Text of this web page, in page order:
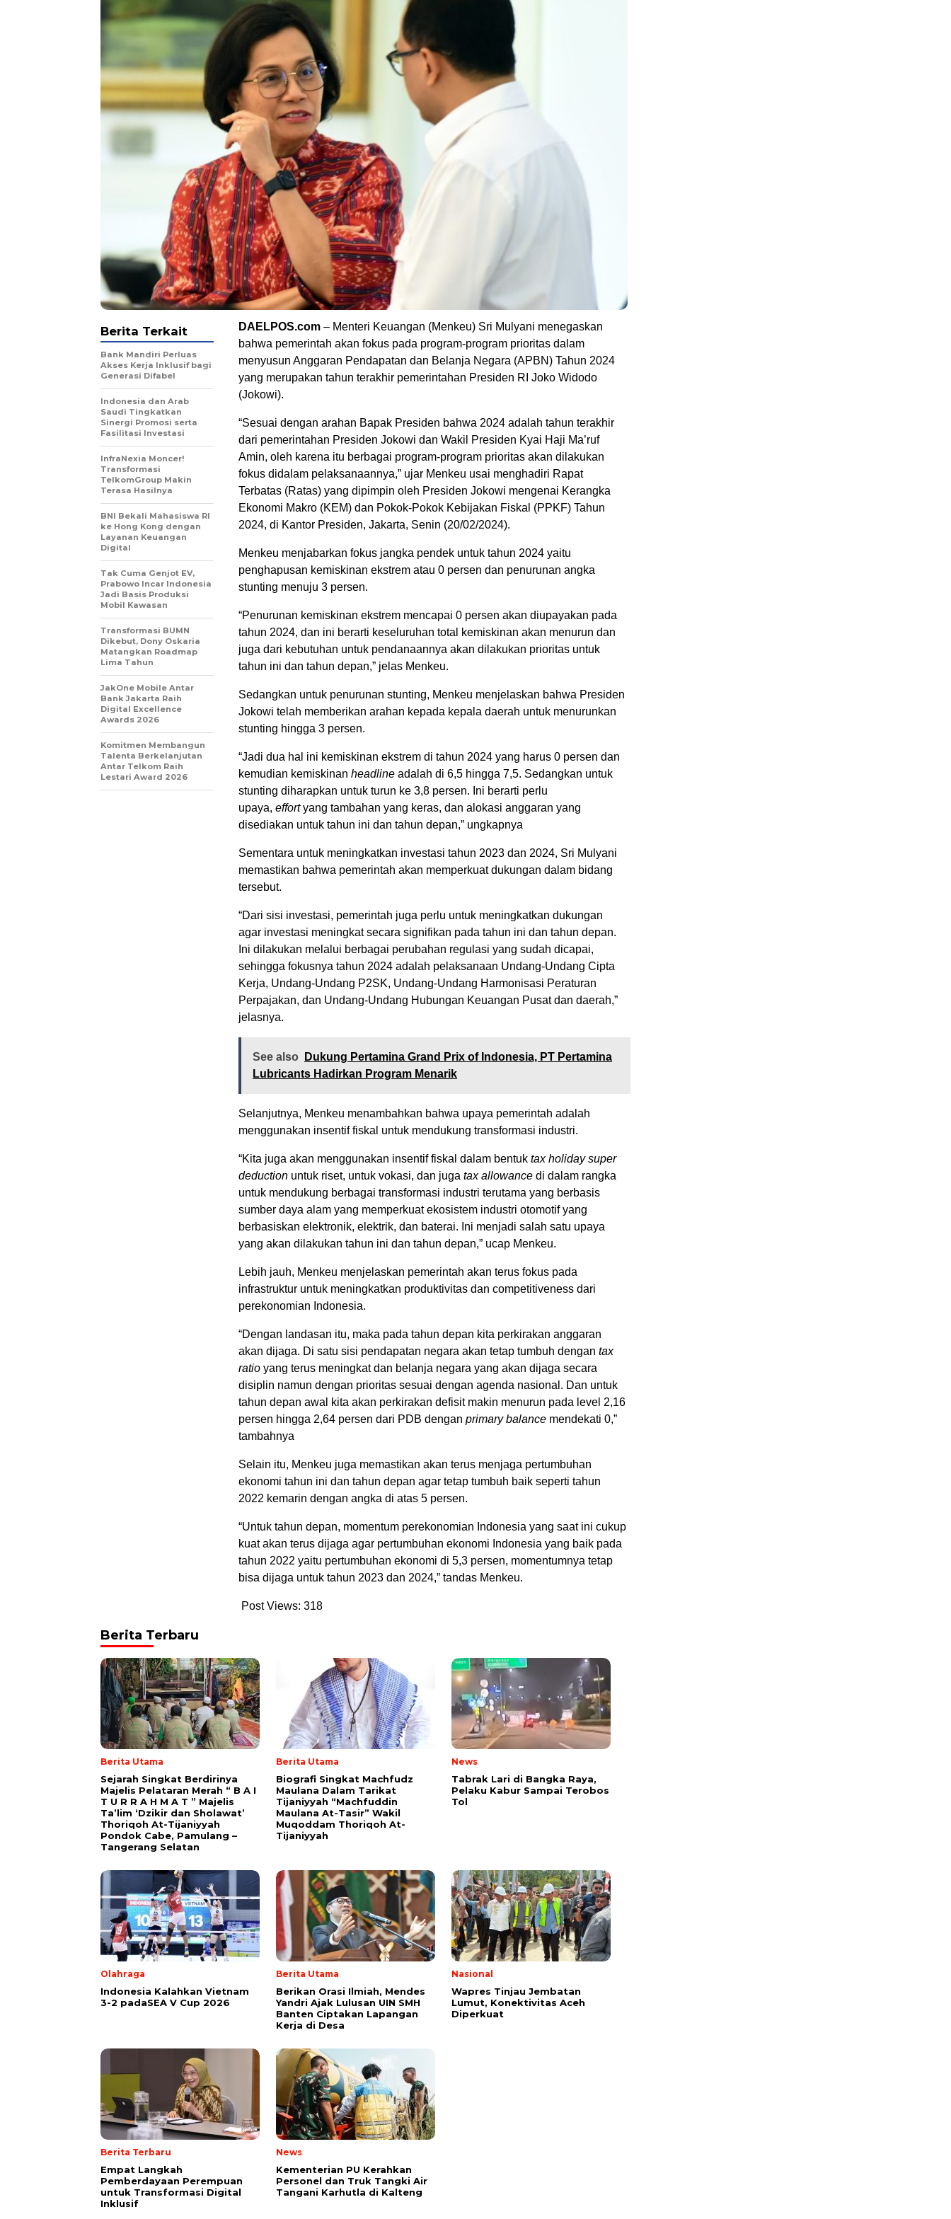
DAELPOS.com – Menteri Keuangan (Menkeu) Sri Mulyani menegaskan
bahwa pemerintah akan fokus pada program-program prioritas dalam
menyusun Anggaran Pendapatan dan Belanja Negara (APBN) Tahun 2024
yang merupakan tahun terakhir pemerintahan Presiden RI Joko Widodo
(Jokowi).
“Sesuai dengan arahan Bapak Presiden bahwa 2024 adalah tahun terakhir
dari pemerintahan Presiden Jokowi dan Wakil Presiden Kyai Haji Ma’ruf
Amin, oleh karena itu berbagai program-program prioritas akan dilakukan
fokus didalam pelaksanaannya,” ujar Menkeu usai menghadiri Rapat
Terbatas (Ratas) yang dipimpin oleh Presiden Jokowi mengenai Kerangka
Ekonomi Makro (KEM) dan Pokok-Pokok Kebijakan Fiskal (PPKF) Tahun
2024, di Kantor Presiden, Jakarta, Senin (20/02/2024).
Menkeu menjabarkan fokus jangka pendek untuk tahun 2024 yaitu
penghapusan kemiskinan ekstrem atau 0 persen dan penurunan angka
stunting menuju 3 persen.
“Penurunan kemiskinan ekstrem mencapai 0 persen akan diupayakan pada
tahun 2024, dan ini berarti keseluruhan total kemiskinan akan menurun dan
juga dari kebutuhan untuk pendanaannya akan dilakukan prioritas untuk
tahun ini dan tahun depan,” jelas Menkeu.
Sedangkan untuk penurunan stunting, Menkeu menjelaskan bahwa Presiden
Jokowi telah memberikan arahan kepada kepala daerah untuk menurunkan
stunting hingga 3 persen.
“Jadi dua hal ini kemiskinan ekstrem di tahun 2024 yang harus 0 persen dan
kemudian kemiskinan headline adalah di 6,5 hingga 7,5. Sedangkan untuk
stunting diharapkan untuk turun ke 3,8 persen. Ini berarti perlu
upaya, effortyang tambahan yang keras, dan alokasi anggaran yang
disediakan untuk tahun ini dan tahun depan,” ungkapnya
Sementara untuk meningkatkan investasi tahun 2023 dan 2024, Sri Mulyani
memastikan bahwa pemerintah akan memperkuat dukungan dalam bidang
tersebut.
“Dari sisi investasi, pemerintah juga perlu untuk meningkatkan dukungan
agar investasi meningkat secara signifikan pada tahun ini dan tahun depan.
Ini dilakukan melalui berbagai perubahan regulasi yang sudah dicapai,
sehingga fokusnya tahun 2024 adalah pelaksanaan Undang-Undang Cipta
Kerja, Undang-Undang P2SK, Undang-Undang Harmonisasi Peraturan
Perpajakan, dan Undang-Undang Hubungan Keuangan Pusat dan daerah,”
jelasnya.
See also
Dukung Pertamina Grand Prix of Indonesia, PT Pertamina
Lubricants Hadirkan Program Menarik
Selanjutnya, Menkeu menambahkan bahwa upaya pemerintah adalah
menggunakan insentif fiskal untuk mendukung transformasi industri.
“Kita juga akan menggunakan insentif fiskal dalam bentuk tax holiday super
deduction untuk riset, untuk vokasi, dan juga tax allowance di dalam rangka
untuk mendukung berbagai transformasi industri terutama yang berbasis
sumber daya alam yang memperkuat ekosistem industri otomotif yang
berbasiskan elektronik, elektrik, dan baterai. Ini menjadi salah satu upaya
yang akan dilakukan tahun ini dan tahun depan,” ucap Menkeu.
Lebih jauh, Menkeu menjelaskan pemerintah akan terus fokus pada
infrastruktur untuk meningkatkan produktivitas dan competitiveness dari
perekonomian Indonesia.
“Dengan landasan itu, maka pada tahun depan kita perkirakan anggaran
akan dijaga. Di satu sisi pendapatan negara akan tetap tumbuh dengan tax
ratio yang terus meningkat dan belanja negara yang akan dijaga secara
disiplin namun dengan prioritas sesuai dengan agenda nasional. Dan untuk
tahun depan awal kita akan perkirakan defisit makin menurun pada level 2,16
persen hingga 2,64 persen dari PDB dengan primary balance mendekati 0,”
tambahnya
Selain itu, Menkeu juga memastikan akan terus menjaga pertumbuhan
ekonomi tahun ini dan tahun depan agar tetap tumbuh baik seperti tahun
2022 kemarin dengan angka di atas 5 persen.
“Untuk tahun depan, momentum perekonomian Indonesia yang saat ini cukup
kuat akan terus dijaga agar pertumbuhan ekonomi Indonesia yang baik pada
tahun 2022 yaitu pertumbuhan ekonomi di 5,3 persen, momentumnya tetap
bisa dijaga untuk tahun 2023 dan 2024,” tandas Menkeu.
Post Views: 318
Berita Terkait
Bank Mandiri Perluas
Akses Kerja Inklusif bagi
Generasi Difabel
Indonesia dan Arab
Saudi Tingkatkan
Sinergi Promosi serta
Fasilitasi Investasi
InfraNexia Moncer!
Transformasi
TelkomGroup Makin
Terasa Hasilnya
BNI Bekali Mahasiswa RI
ke Hong Kong dengan
Layanan Keuangan
Digital
Tak Cuma Genjot EV,
Prabowo Incar Indonesia
Jadi Basis Produksi
Mobil Kawasan
Transformasi BUMN
Dikebut, Dony Oskaria
Matangkan Roadmap
Lima Tahun
JakOne Mobile Antar
Bank Jakarta Raih
Digital Excellence
Awards 2026
Komitmen Membangun
Talenta Berkelanjutan
Antar Telkom Raih
Lestari Award 2026
Berita Terbaru
Berita Utama
Sejarah Singkat Berdirinya
Majelis Pelataran Merah “ B A I
T U R R A H M A T ” Majelis
Ta’lim ‘Dzikir dan Sholawat’
Thoriqoh At-Tijaniyyah
Pondok Cabe, Pamulang –
Tangerang Selatan
Berita Utama
Biografi Singkat Machfudz
Maulana Dalam Tarikat
Tijaniyyah “Machfuddin
Maulana At-Tasir” Wakil
Muqoddam Thoriqoh At-
Tijaniyyah
News
Tabrak Lari di Bangka Raya,
Pelaku Kabur Sampai Terobos
Tol
Olahraga
Indonesia Kalahkan Vietnam
3-2 padaSEA V Cup 2026
Berita Utama
Berikan Orasi Ilmiah, Mendes
Yandri Ajak Lulusan UIN SMH
Banten Ciptakan Lapangan
Kerja di Desa
Nasional
Wapres Tinjau Jembatan
Lumut, Konektivitas Aceh
Diperkuat
Berita Terbaru
Empat Langkah
Pemberdayaan Perempuan
untuk Transformasi Digital
Inklusif
News
Kementerian PU Kerahkan
Personel dan Truk Tangki Air
Tangani Karhutla di Kalteng